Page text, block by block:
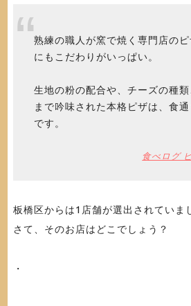
熟練の職人が窯で焼く専門店の
にもこだわりがいっぱい。
生地の粉の配合や、チーズの種
まで吟味された本格ピザは、食
です。
食べログ
板橋区からは1店舗が選出されていま
さて、そのお店はどこでしょう？
・